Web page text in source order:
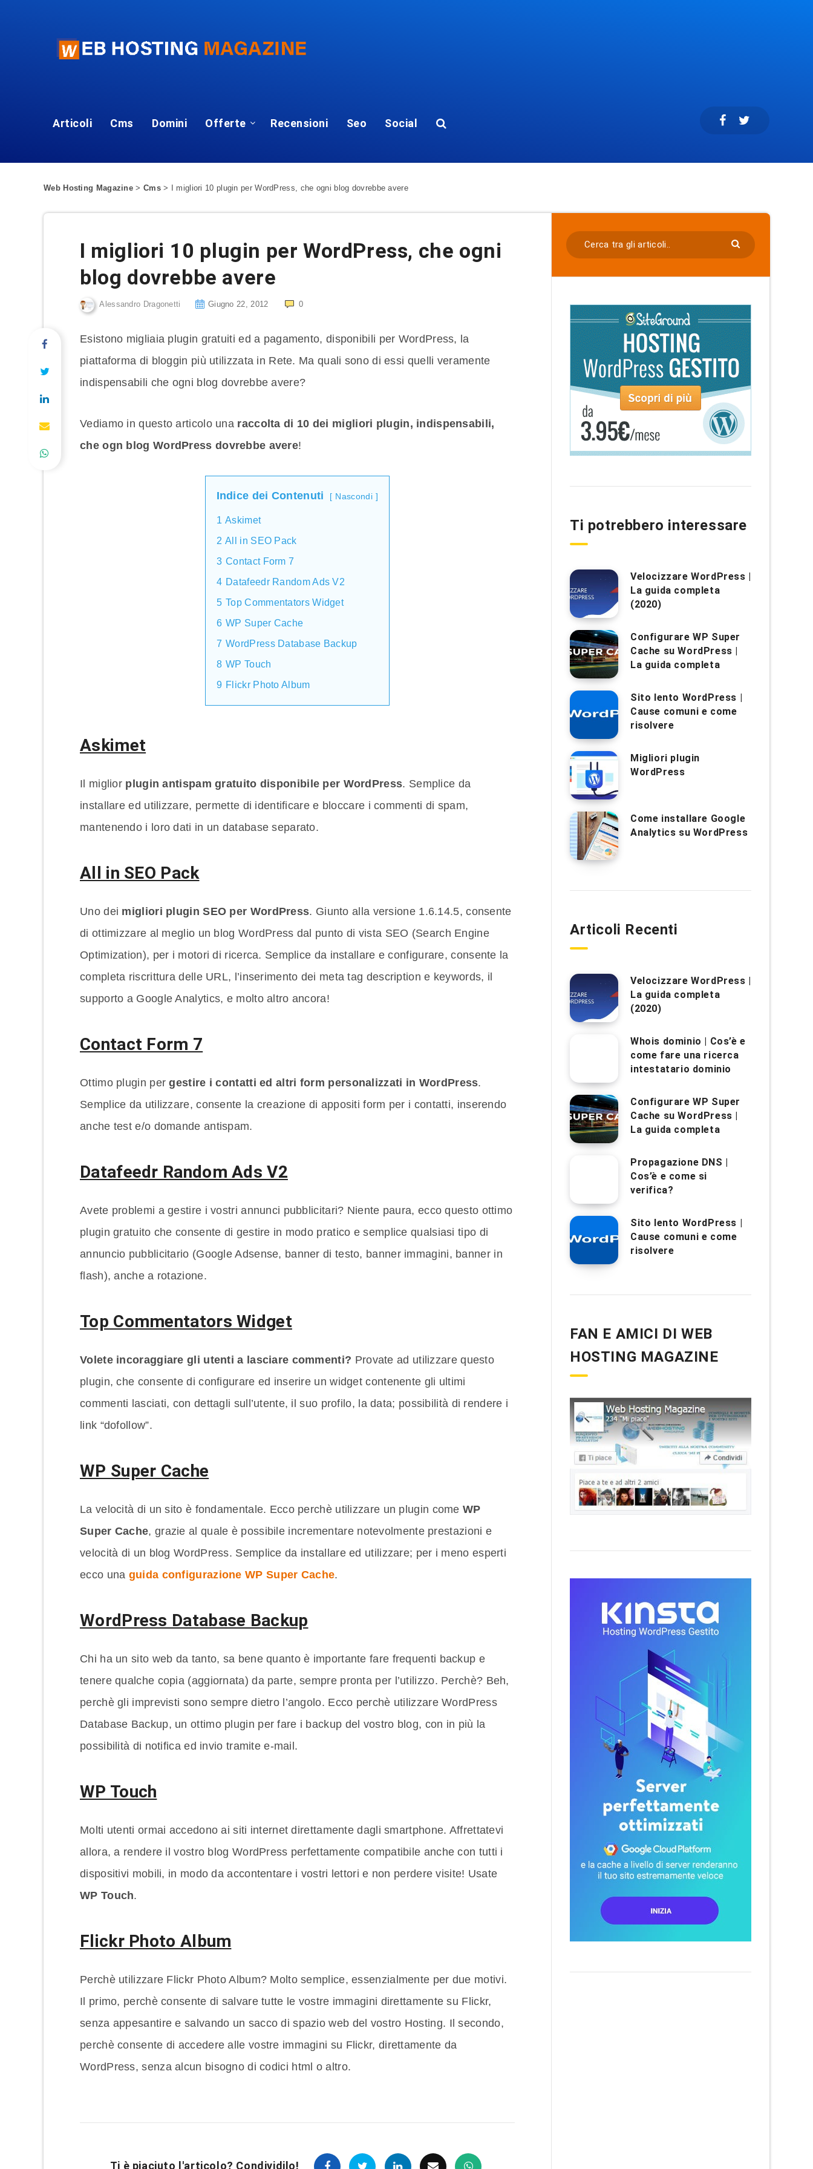
Articoli Cms Domini Offerte Recensioni Seo Social
Web Hosting Magazine > Cms> I migliori 10 plugin per WordPress, che ogni blog dovrebbe avere
I migliori 10 plugin per WordPress, che ogni
blog dovrebbe avere
Alessandro Dragonetti Giugno 22, 2012 0
Esistono migliaia plugin gratuiti ed a pagamento, disponibili per WordPress, la
piattaforma di bloggin più utilizzata in Rete. Ma quali sono di essi quelli veramente
indispensabili che ogni blog dovrebbe avere?
Vediamo in questo articolo una raccolta di 10 dei migliori plugin, indispensabili,
che ogn blog WordPress dovrebbe avere!
Indice dei Contenuti Nascondi
1 Askimet
2 All in SEO Pack
3 Contact Form 7
4 Datafeedr Random Ads V2
5 Top Commentators Widget
6 WP Super Cache
7 WordPress Database Backup
8 WP Touch
9 Flickr Photo Album
Askimet
Il miglior plugin antispam gratuito disponibile per WordPress. Semplice da
installare ed utilizzare, permette di identificare e bloccare i commenti di spam,
mantenendo i loro dati in un database separato.
All in SEO Pack
Uno dei migliori plugin SEO per WordPress. Giunto alla versione 1.6.14.5, consente
di ottimizzare al meglio un blog WordPress dal punto di vista SEO (Search Engine
Optimization), per i motori di ricerca. Semplice da installare e configurare, consente la
completa riscrittura delle URL, l’inserimento dei meta tag description e keywords, il
supporto a Google Analytics, e molto altro ancora!
Contact Form 7
Ottimo plugin pergestire i contatti ed altri form personalizzati in WordPress.
Semplice da utilizzare, consente la creazione di appositi form per i contatti, inserendo
anche test e/o domande antispam.
Datafeedr Random Ads V2
Avete problemi a gestire i vostri annunci pubblicitari? Niente paura, ecco questo ottimo
plugin gratuito che consente di gestire in modo pratico e semplice qualsiasi tipo di
annuncio pubblicitario (Google Adsense, banner di testo, banner immagini, banner in
flash), anche a rotazione.
Top Commentators Widget
Volete incoraggiare gli utenti a lasciare commenti? Provate ad utilizzare questo
plugin, che consente di configurare ed inserire un widget contenente gli ultimi
commenti lasciati, con dettagli sull’utente, il suo profilo, la data; possibilità di rendere i
link “dofollow”.
WP Super Cache
La velocità di un sito è fondamentale. Ecco perchè utilizzare un plugin comeWP
Super Cache, grazie al quale è possibile incrementare notevolmente prestazioni e
velocità di un blog WordPress. Semplice da installare ed utilizzare; per i meno esperti
ecco una guida configurazione WP Super Cache.
WordPress Database Backup
Chi ha un sito web da tanto, sa bene quanto è importante fare frequenti backup e
tenere qualche copia (aggiornata) da parte, sempre pronta per l’utilizzo. Perchè? Beh,
perchè gli imprevisti sono sempre dietro l’angolo. Ecco perchè utilizzare WordPress
Database Backup, un ottimo plugin per fare i backup del vostro blog, con in più la
possibilità di notifica ed invio tramite e-mail.
WP Touch
Molti utenti ormai accedono ai siti internet direttamente dagli smartphone. Affrettatevi
allora, a rendere il vostro blog WordPress perfettamente compatibile anche con tutti i
dispositivi mobili, in modo da accontentare i vostri lettori e non perdere visite! Usate
WP Touch.
Flickr Photo Album
Perchè utilizzare Flickr Photo Album? Molto semplice, essenzialmente per due motivi.
Il primo, perchè consente di salvare tutte le vostre immagini direttamente su Flickr,
senza appesantire e salvando un sacco di spazio web del vostro Hosting. Il secondo,
perchè consente di accedere alle vostre immagini su Flickr, direttamente da
WordPress, senza alcun bisogno di codici html o altro.
Ti è piaciuto l'articolo? Condividilo!
Ti potrebbero interessare
Velocizzare WordPress |
La guida completa
(2020)
Configurare WP Super
Cache su WordPress |
La guida completa
Sito lento WordPress |
Cause comuni e come
risolvere
Migliori plugin
WordPress
Come installare Google
Analytics su WordPress
Articoli Recenti
Velocizzare WordPress |
La guida completa
(2020)
Whois dominio | Cos’è e
come fare una ricerca
intestatario dominio
Configurare WP Super
Cache su WordPress |
La guida completa
Propagazione DNS |
Cos’è e come si
verifica?
Sito lento WordPress |
Cause comuni e come
risolvere
FAN E AMICI DI WEB
HOSTING MAGAZINE